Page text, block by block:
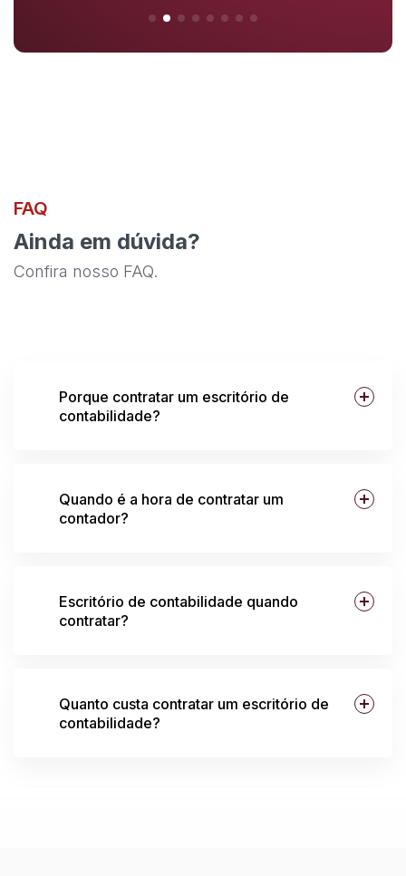
FAQ
Ainda em dúvida?
Confira nosso FAQ.
Porque contratar um escritório de
contabilidade?
Quando é a hora de contratar um
contador?
Escritório de contabilidade quando
contratar?
Quanto custa contratar um escritório de
contabilidade?